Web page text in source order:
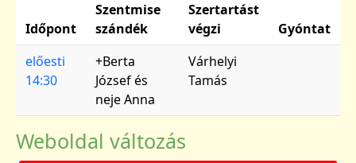
Időpont
Szentmise
szándék
Szertartást
végzi
Gyóntat
előesti
14:30
+Berta
József és
neje Anna
Várhelyi
Tamás
Weboldal változás